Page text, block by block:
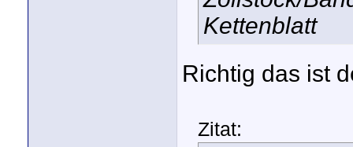
Kettenblatt
Richtig das ist
Zitat: